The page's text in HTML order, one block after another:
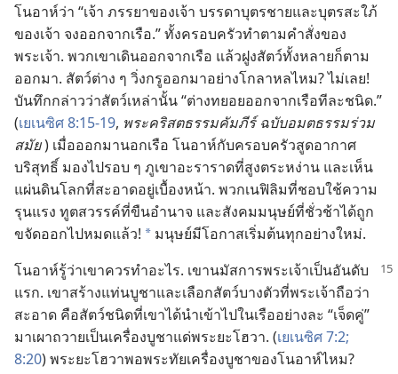
โนอาห์​ว่า “เจ้า ภรรยา​ของ​เจ้า บรรดา​บุตร​ชาย​และ​บุตร​สะใภ้​
ของ​เจ้า จง​ออก​จาก​เรือ.” ทั้ง​ครอบครัว​ทำ​ตาม​คำ​สั่ง​ของ​
พระเจ้า. พวก​เขา​เดิน​ออก​จาก​เรือ แล้ว​ฝูง​สัตว์​ทั้ง​หลาย​ก็​ตาม​
ออก​มา. สัตว์​ต่าง ๆ วิ่ง​กรู​ออก​มา​อย่าง​โกลาหล​ไหม? ไม่​เลย!
บันทึก​กล่าว​ว่า​สัตว์​เหล่า​นั้น “ต่าง​ทยอย​ออก​จาก​เรือ​ที​ละ​ชนิด.”
(เยเนซิศ 8:15-19, พระ​คริสตธรรม​คัมภีร์ ฉบับ​อมตธรรม​ร่วม​
สมัย) เมื่อ​ออก​มา​นอก​เรือ โนอาห์​กับ​ครอบครัว​สูด​อากาศ​
บริสุทธิ์ มอง​ไป​รอบ ๆ ภูเขา​อะราราด​ที่​สูง​ตระหง่าน และ​เห็น​
แผ่นดิน​โลก​ที่​สะอาด​อยู่​เบื้อง​หน้า. พวก​เนฟิลิม​ที่​ชอบ​ใช้​ความ​
รุนแรง ทูตสวรรค์​ที่​ขืน​อำนาจ และ​สังคม​มนุษย์​ที่​ชั่ว​ช้า​ได้​ถูก​
ขจัด​ออก​ไป​หมด​แล้ว! * มนุษย์​มี​โอกาส​เริ่ม​ต้น​ทุก​อย่าง​ใหม่.
โนอาห์​รู้​ว่า​เขา​ควร​ทำ​อะไร. เขา​นมัสการ​พระเจ้า​เป็น​อันดับ​
แรก. เขา​สร้าง​แท่น​บูชา​และ​เลือก​สัตว์​บาง​ตัว​ที่​พระเจ้า​ถือ​ว่า​
สะอาด คือ​สัตว์​ชนิด​ที่​เขา​ได้​นำ​เข้า​ไป​ใน​เรือ​อย่าง​ละ “เจ็ด​คู่”
มา​เผา​ถวาย​เป็น​เครื่อง​บูชา​แด่​พระ​ยะโฮวา. (เยเนซิศ 7:2;
8:20) พระ​ยะโฮวา​พอ​พระทัย​เครื่อง​บูชา​ของ​โนอาห์​ไหม?